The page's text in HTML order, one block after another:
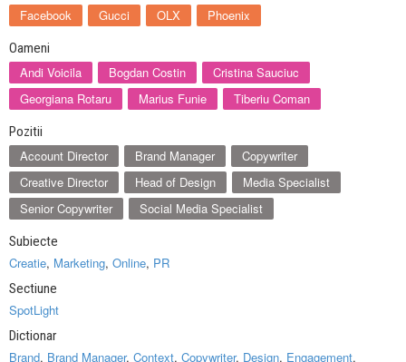
Facebook Gucci OLX Phoenix
Oameni
Andi Voicila Bogdan Costin
Cristina Sauciuc
Georgiana Rotaru
Marius Funie Tiberiu Coman
Pozitii
Account Director Brand Manager
Copywriter
Creative Director
Head of Design
Media Specialist
Senior Copywriter
Social Media Specialist
Subiecte
Creatie, Marketing, Online, PR
Sectiune
SpotLight
Dictionar
Brand, Brand Manager, Context, Copywriter, Design, Engagement,